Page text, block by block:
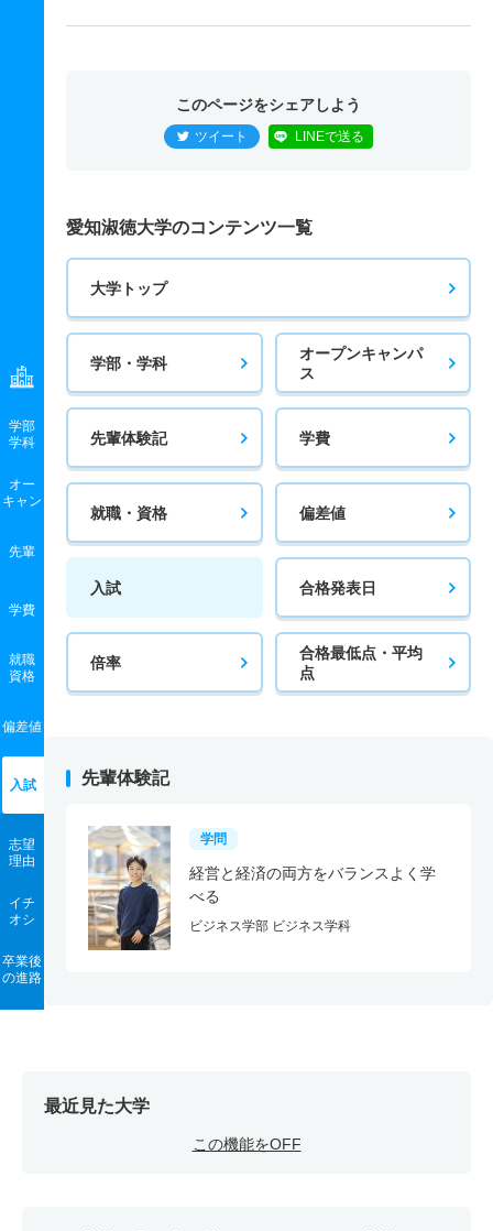
学部
学科
オー
キャン
先輩
学費
就職
資格
偏差値
入試
志望
理由
イチ
オシ
卒業後
の進路
このページをシェアしよう
ツイート LINEで送る
愛知淑徳大学のコンテンツ一覧
大学トップ
学部・学科
オープンキャンパ
ス
先輩体験記 学費
就職・資格 偏差値
入試 合格発表日
倍率
合格最低点・平均
点
先輩体験記
学問
経営と経済の両方をバランスよく学
べる
ビジネス学部 ビジネス学科
最近見た大学
この機能をOFF